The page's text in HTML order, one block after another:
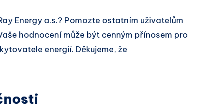
Energy a.s.? Pomozte ostatním uživatelům
hodnocení může být cenným přínosem pro
energií. Děkujeme, že